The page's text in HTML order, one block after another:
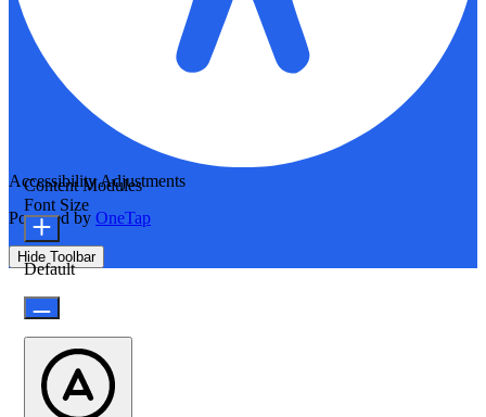
Accessibility Adjustments
Powered by OneTap
Hide Toolbar
Content Modules
Font Size
Default